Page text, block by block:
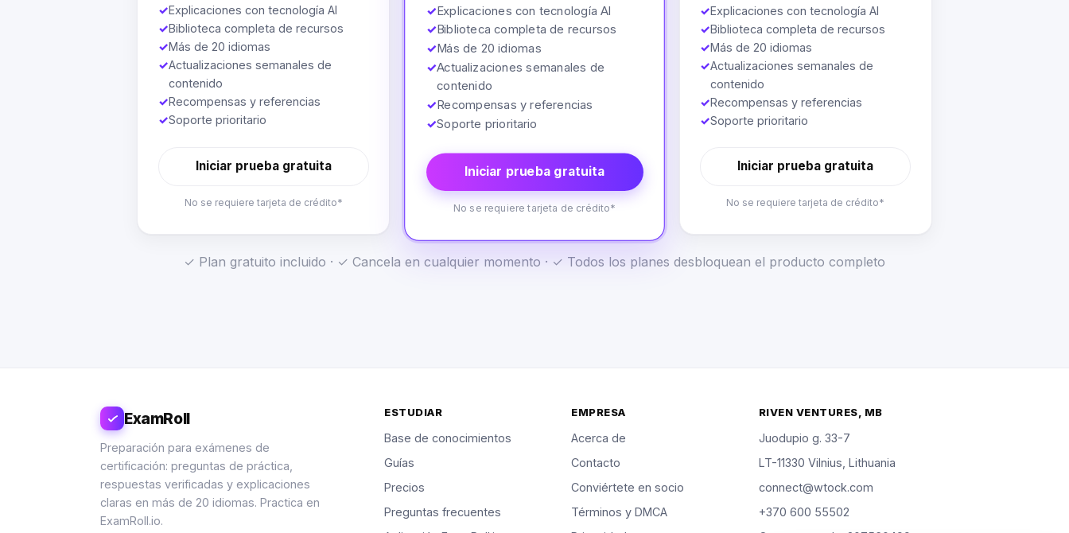
✓Explicaciones con tecnología AI
✓Biblioteca completa de recursos
✓Más de 20 idiomas
✓Actualizaciones semanales de
contenido
✓Recompensas y referencias
✓Soporte prioritario
Iniciar prueba gratuita
No se requiere tarjeta de crédito*
✓Explicaciones con tecnología AI
✓Biblioteca completa de recursos
✓Más de 20 idiomas
✓Actualizaciones semanales de
contenido
✓Recompensas y referencias
✓Soporte prioritario
Iniciar prueba gratuita
No se requiere tarjeta de crédito*
✓Explicaciones con tecnología AI
✓Biblioteca completa de recursos
✓Más de 20 idiomas
✓Actualizaciones semanales de
contenido
✓Recompensas y referencias
✓Soporte prioritario
Iniciar prueba gratuita
No se requiere tarjeta de crédito*
✓ Plan gratuito incluido · ✓ Cancela en cualquier momento · ✓ Todos los planes desbloquean el producto completo
ExamRoll
Preparación para exámenes de
certificación: preguntas de práctica,
respuestas verificadas y explicaciones
claras en más de 20 idiomas. Practica en
ExamRoll.io.
ESTUDIAR
Base de conocimientos
Guías
Precios
Preguntas frecuentes
EMPRESA
Acerca de
Contacto
Conviértete en socio
Términos y DMCA
RIVEN VENTURES, MB
Juodupio g. 33-7
LT-11330 Vilnius, Lithuania
connect@wtock.com
+370 600 55502